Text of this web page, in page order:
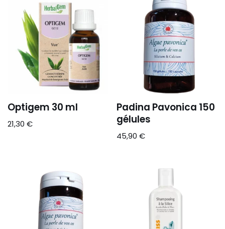
Optigem 30 ml
21,30 €
Padina Pavonica 150
gélules
45,90€